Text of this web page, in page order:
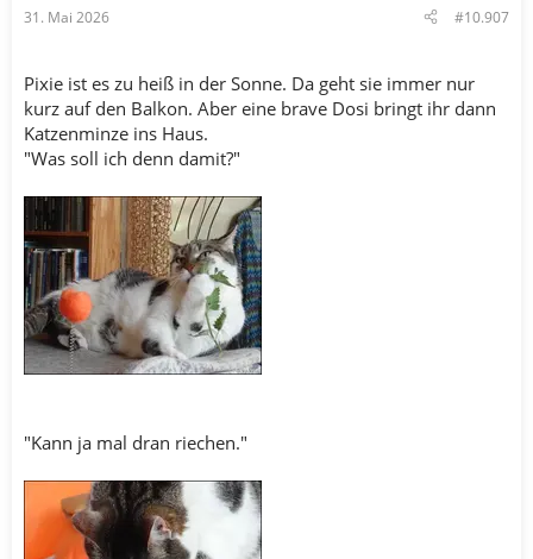
31. Mai 2026 #10.907
Pixie ist es zu heiß in der Sonne. Da geht sie immer nur
kurz auf den Balkon. Aber eine brave Dosi bringt ihr dann
Katzenminze ins Haus.
"Was soll ich denn damit?"
"Kann ja mal dran riechen."